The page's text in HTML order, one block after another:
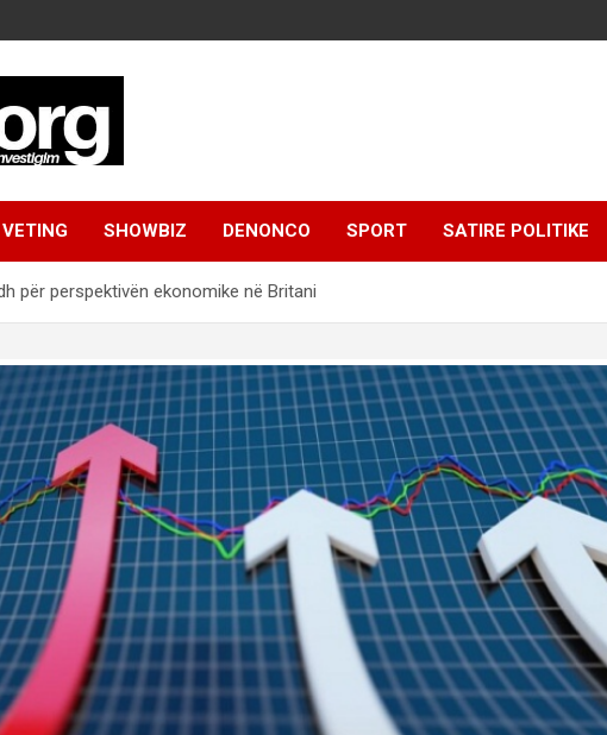
VETING SHOWBIZ DENONCO SPORT SATIRE POLITIKE
për perspektivën ekonomike në Britani